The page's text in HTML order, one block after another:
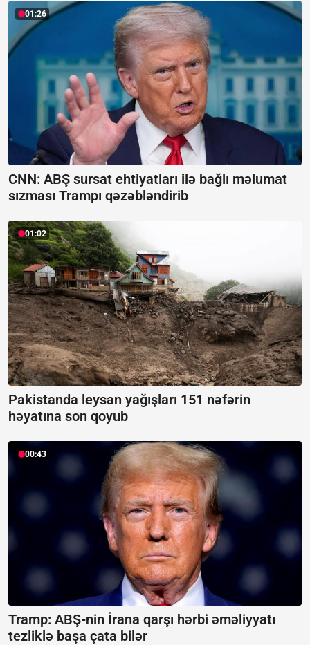
01:26
CNN: ABŞ sursat ehtiyatları ilə bağlı məlumat
sızması Trampı qəzəbləndirib
01:02
Pakistanda leysan yağışları 151 nəfərin
həyatına son qoyub
00:43
Tramp: ABŞ-nin İrana qarşı hərbi əməliyyatı
tezliklə başa çata bilər